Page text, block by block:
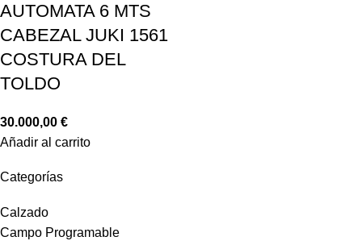
Categorías
Calzado
Campo Programable
AUTOMATA 6 MTS
CABEZAL JUKI 1561
COSTURA DEL
TOLDO
30.000,00 €
Añadir al carrito